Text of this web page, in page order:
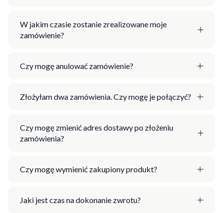
W jakim czasie zostanie zrealizowane moje
zamówienie?
Czy mogę anulować zamówienie?
Złożyłam dwa zamówienia. Czy mogę je połączyć?
Czy mogę zmienić adres dostawy po złożeniu
zamówienia?
Czy mogę wymienić zakupiony produkt?
Jaki jest czas na dokonanie zwrotu?